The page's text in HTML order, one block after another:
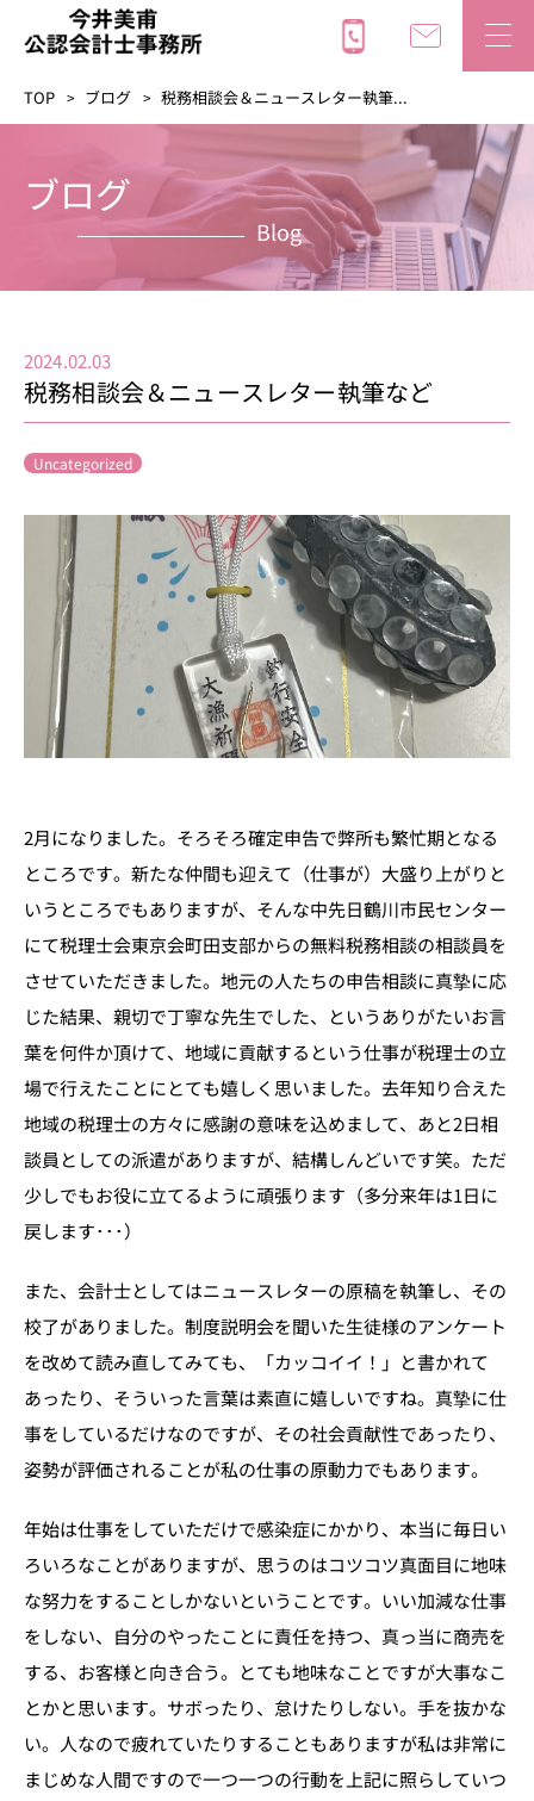
TOP ブログ 税務相談会＆ニュースレター執筆...
ブログ
Blog
2024.02.03
税務相談会＆ニュースレター執筆など
Uncategorized
2月になりました。そろそろ確定申告で弊所も繁忙期となる
ところです。新たな仲間も迎えて（仕事が）大盛り上がりと
いうところでもありますが、そんな中先日鶴川市民センター
にて税理士会東京会町田支部からの無料税務相談の相談員を
させていただきました。地元の人たちの申告相談に真摯に応
じた結果、親切で丁寧な先生でした、というありがたいお言
葉を何件か頂けて、地域に貢献するという仕事が税理士の立
場で行えたことにとても嬉しく思いました。去年知り合えた
地域の税理士の方々に感謝の意味を込めまして、あと2日相
談員としての派遣がありますが、結構しんどいです笑。ただ
少しでもお役に立てるように頑張ります（多分来年は1日に
戻します･･･）
また、会計士としてはニュースレターの原稿を執筆し、その
校了がありました。制度説明会を聞いた生徒様のアンケート
を改めて読み直してみても、「カッコイイ！」と書かれて
あったり、そういった言葉は素直に嬉しいですね。真摯に仕
事をしているだけなのですが、その社会貢献性であったり、
姿勢が評価されることが私の仕事の原動力でもあります。
年始は仕事をしていただけで感染症にかかり、本当に毎日い
ろいろなことがありますが、思うのはコツコツ真面目に地味
な努力をすることしかないということです。いい加減な仕事
をしない、自分のやったことに責任を持つ、真っ当に商売を
する、お客様と向き合う。とても地味なことですが大事なこ
とかと思います。サボったり、怠けたりしない。手を抜かな
い。人なので疲れていたりすることもありますが私は非常に
まじめな人間ですので一つ一つの行動を上記に照らしていつ